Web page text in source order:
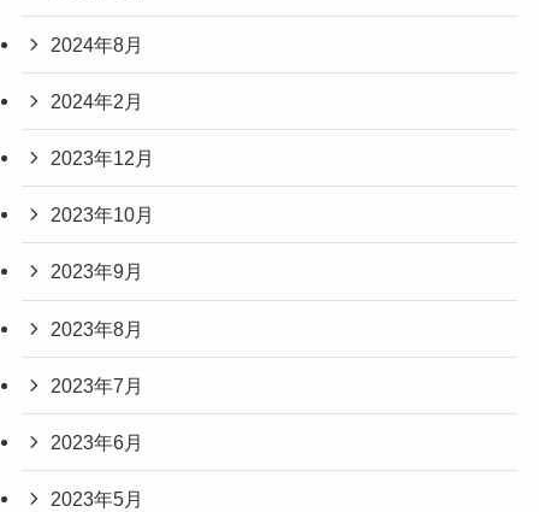
2024年8月
2024年2月
2023年12月
2023年10月
2023年9月
2023年8月
2023年7月
2023年6月
2023年5月